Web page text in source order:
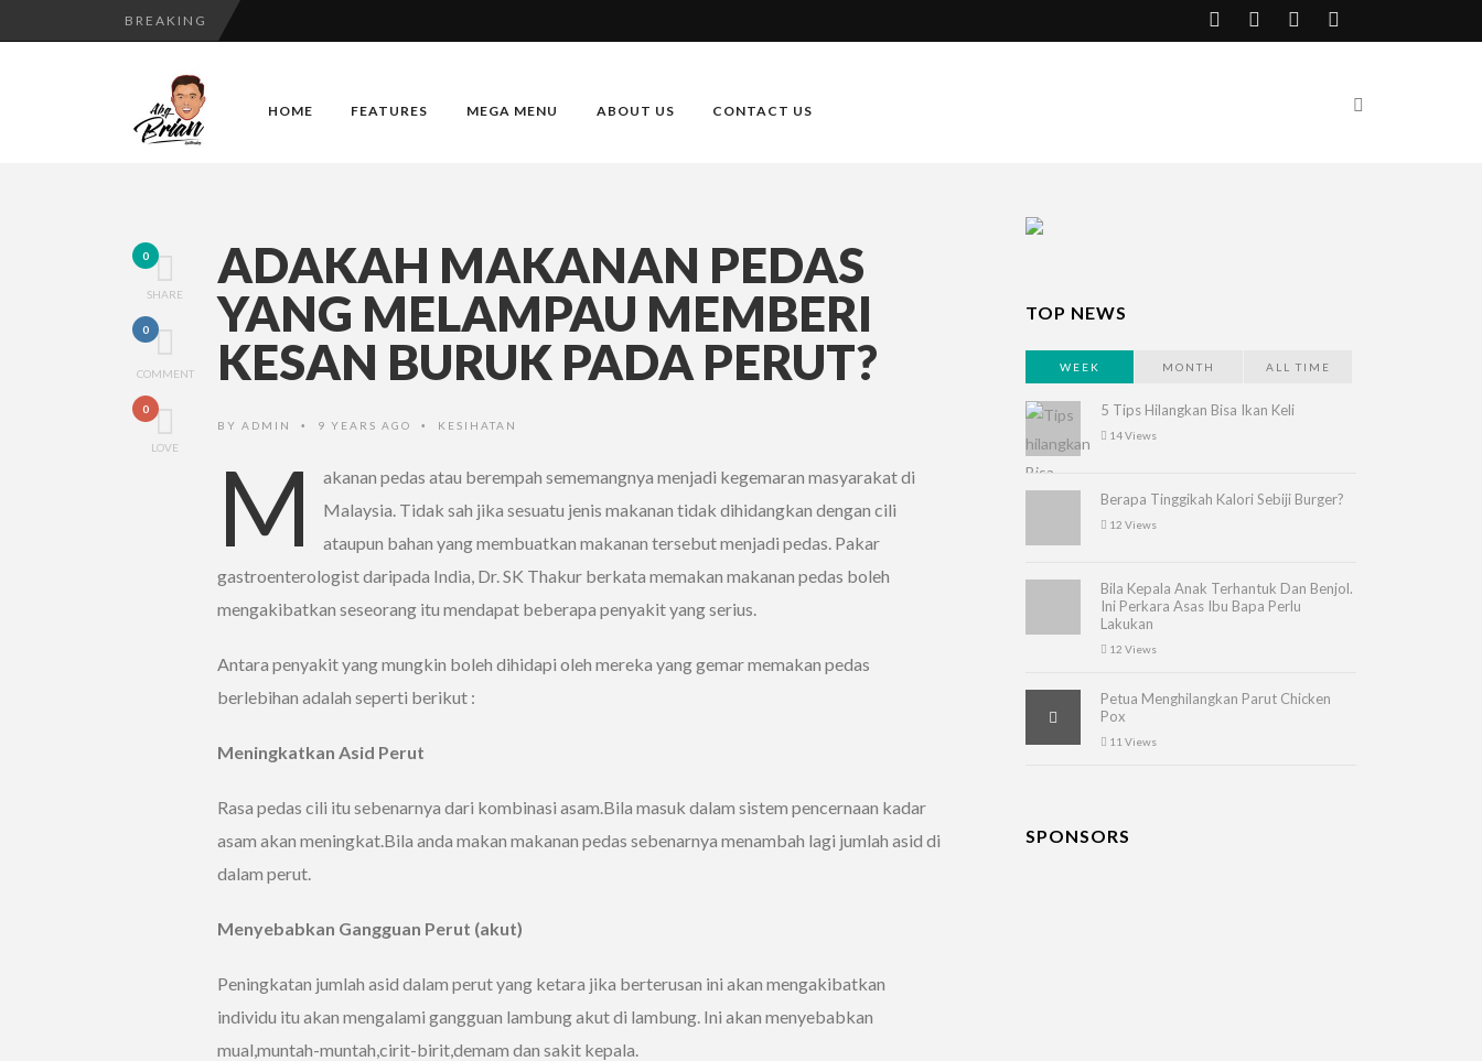
BREAKING
HOME FEATURES MEGA MENU ABOUT US CONTACT US
0
SHARE
0
COMMENT
0
LOVE
ADAKAH MAKANAN PEDAS
YANG MELAMPAU MEMBERI
KESAN BURUK PADA PERUT?
BY ADMIN • 9 YEARS AGO • KESIHATAN
M
akanan pedas atau berempah sememangnya menjadi kegemaran masyarakat di
Malaysia. Tidak sah jika sesuatu jenis makanan tidak dihidangkan dengan cili
ataupun bahan yang membuatkan makanan tersebut menjadi pedas. Pakar
gastroenterologist daripada India, Dr. SK Thakur berkata memakan makanan pedas boleh
mengakibatkan seseorang itu mendapat beberapa penyakit yang serius.
Antara penyakit yang mungkin boleh dihidapi oleh mereka yang gemar memakan pedas
berlebihan adalah seperti berikut :
Meningkatkan Asid Perut
Rasa pedas cili itu sebenarnya dari kombinasi asam.Bila masuk dalam sistem pencernaan kadar
asam akan meningkat.Bila anda makan makanan pedas sebenarnya menambah lagi jumlah asid di
dalam perut.
Menyebabkan Gangguan Perut (akut)
Peningkatan jumlah asid dalam perut yang ketara jika berterusan ini akan mengakibatkan
individu itu akan mengalami gangguan lambung akut di lambung. Ini akan menyebabkan
mual,muntah-muntah,cirit-birit,demam dan sakit kepala.
TOP NEWS
WEEK MONTH ALL TIME
5 Tips Hilangkan Bisa Ikan Keli
14 Views
Berapa Tinggikah Kalori Sebiji Burger?
12 Views
Bila Kepala Anak Terhantuk Dan Benjol.
Ini Perkara Asas Ibu Bapa Perlu
Lakukan
12 Views
Petua Menghilangkan Parut Chicken
Pox
11 Views
SPONSORS